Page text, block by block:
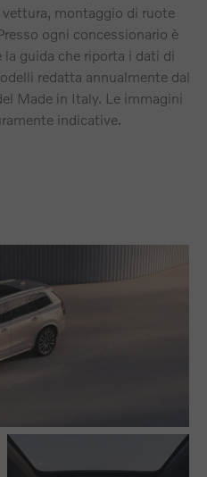
montaggio di ruote
ogni concessionario è
guida che riporta i dati di
redatta annualmente dal
Made in Italy. Le immagini
indicative.